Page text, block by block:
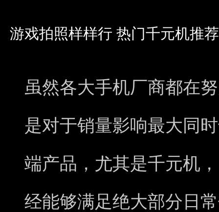
游戏拍照样样行 热门千元机推荐
虽然各大手机厂商都在
是对于销量影响最大同
端产品，尤其是千元机
经能够满足绝大部分日